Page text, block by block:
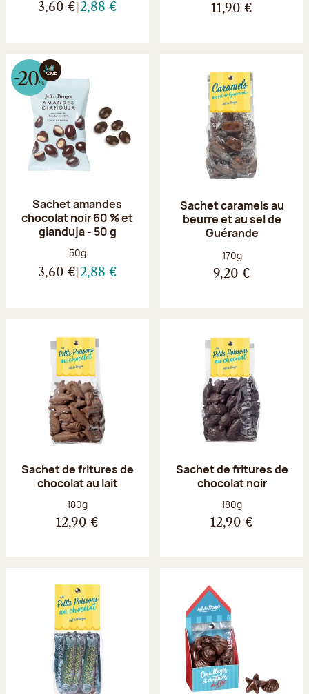
3,60 € 2,88 € 11,90 €
Sachet amandes
chocolat noir 60 % et
gianduja - 50 g
Poids net :
50g
3,60 € 2,88 €
Sachet caramels au
beurre et au sel de
Guérande
Poids net :
170g
9,20 €
Sachet de fritures de
chocolat au lait
Poids net :
180g
12,90 €
Sachet de fritures de
chocolat noir
Poids net :
180g
12,90 €